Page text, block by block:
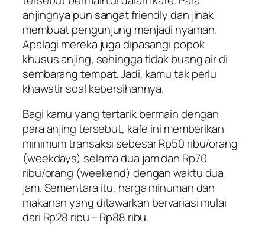
anjingnya pun sangatfriendlydan jinak
membuat pengunjung menjadi nyaman.
Apalagi mereka juga dipasangi popok
khusus anjing, sehingga tidak buang air di
sembarang tempat. Jadi, kamu tak perlu
khawatir soal kebersihannya.
Bagi kamu yang tertarik bermain dengan
para anjing tersebut, kafe ini memberikan
minimum transaksi sebesar Rp50 ribu/orang
(weekdays) selama dua jam dan Rp70
ribu/orang (weekend) dengan waktu dua
jam. Sementara itu, harga minuman dan
makanan yang ditawarkan bervariasi mulai
dari Rp28 ribu – Rp88 ribu.